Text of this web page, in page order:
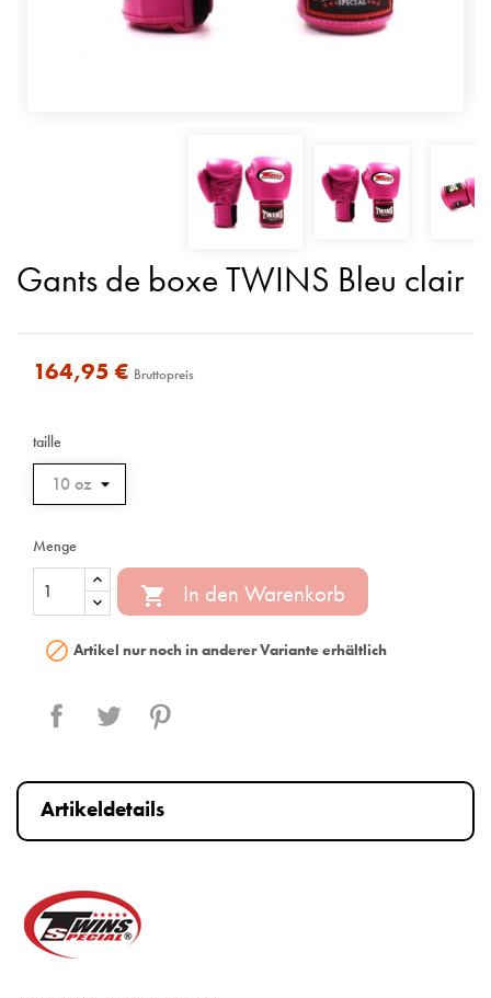
Gants de boxe TWINS Bleu clair
164,95 € Bruttopreis
taille
Menge
 In den Warenkorb
 Artikel nur noch in anderer Variante erhältlich
Teilen Tweet
Artikeldetails